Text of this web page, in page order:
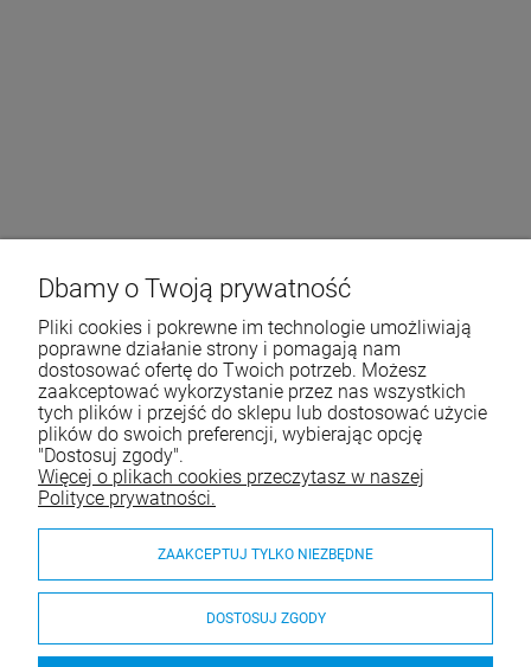
Dbamy o Twoją prywatność
Pliki cookies i pokrewne im technologie umożliwiają
poprawne działanie strony i pomagają nam
dostosować ofertę do Twoich potrzeb. Możesz
zaakceptować wykorzystanie przez nas wszystkich
tych plików i przejść do sklepu lub dostosować użycie
plików do swoich preferencji, wybierając opcję
"Dostosuj zgody".
Więcej o plikach cookies przeczytasz w naszej
Polityce prywatności.
ZAAKCEPTUJ TYLKO NIEZBĘDNE
DOSTOSUJ ZGODY